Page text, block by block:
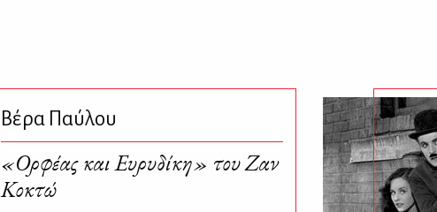
Βέρα Παύλου
«Ορφέας και Ευρυδίκη» του Ζαν
Κοκτώ